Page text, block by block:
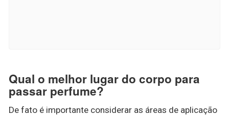
Qual o melhor lugar do corpo para
passar perfume?
De fato é importante considerar as áreas de aplicação